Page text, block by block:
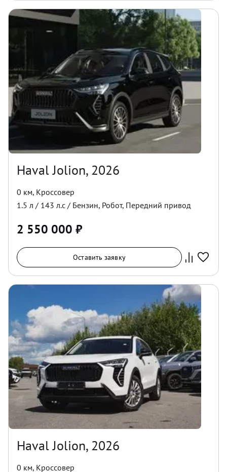
Haval Jolion, 2026
0 км, Кроссовер
1.5 л / 143 л.с / Бензин, Робот, Передний привод
2 550 000 ₽
Оставить заявку
Haval Jolion, 2026
0 км, Кроссовер